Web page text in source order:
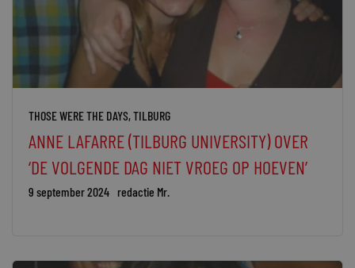
THOSE WERE THE DAYS,TILBURG
ANNE LAFARRE (TILBURG UNIVERSITY) OVER
‘DE VOLGENDE DAG NIET VROEG OP HOEVEN’
9 september 2024 redactie Mr.